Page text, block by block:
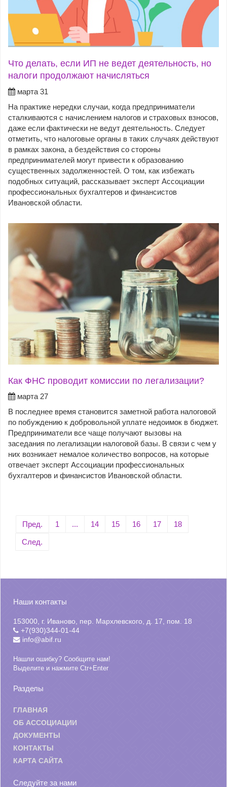
Что делать, если ИП не ведет деятельность, но
налоги продолжают начисляться
марта 31
На практике нередки случаи, когда предприниматели
сталкиваются с начислением налогов и страховых взносов,
даже если фактически не ведут деятельность. Следует
отметить, что налоговые органы в таких случаях действуют
в рамках закона, а бездействия со стороны
предпринимателей могут привести к образованию
существенных задолженностей. О том, как избежать
подобных ситуаций, рассказывает эксперт Ассоциации
профессиональных бухгалтеров и финансистов
Ивановской области.
Как ФНС проводит комиссии по легализации?
марта 27
В последнее время становится заметной работа налоговой
по побуждению к добровольной уплате недоимок в бюджет.
Предприниматели все чаще получают вызовы на
заседания по легализации налоговой базы. В связи с чем у
них возникает немалое количество вопросов, на которые
отвечает эксперт Ассоциации профессиональных
бухгалтеров и финансистов Ивановской области.
Пред. 1 ... 14 15 16 17 18
След.
Наши контакты
153000, г. Иваново, пер. Мархлевского, д. 17, пом. 18
+7(930)344-01-44
info@abif.ru
Нашли ошибку? Сообщите нам!
Выделите и нажмите Ctr+Enter
Разделы
ГЛАВНАЯ
ОБ АССОЦИАЦИИ
ДОКУМЕНТЫ
КОНТАКТЫ
КАРТА САЙТА
Следуйте за нами